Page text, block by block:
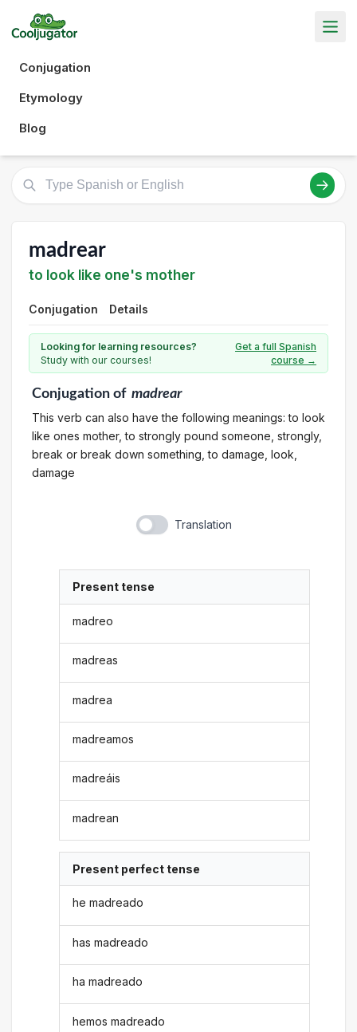
Conjugation
Etymology
Blog
madrear
to look like one's mother
Conjugation Details
Looking for learning resources?
Study with our courses!
Get a full Spanish
course →
Conjugationof madrear
This verb can also have the following meanings: to look
like ones mother, to strongly pound someone, strongly,
break or break down something, to damage, look,
damage
Translation
Present tense
madreo
madreas
madrea
madreamos
madreáis
madrean
Present perfect tense
he madreado
has madreado
ha madreado
hemos madreado